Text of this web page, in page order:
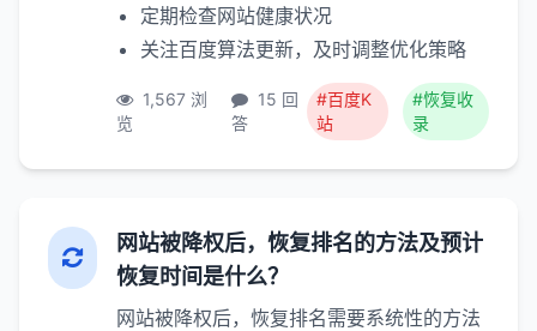
定期检查网站健康状况
关注百度算法更新，及时调整优化策略
1,567 浏
览
15 回
答
#百度K
站
#恢复收
录
网站被降权后，恢复排名的方法及预计
恢复时间是什么？
网站被降权后，恢复排名需要系统性的方法